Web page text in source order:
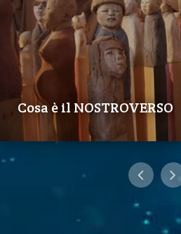
Cosa è il NOSTROVERSO